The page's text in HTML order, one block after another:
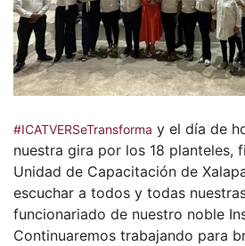
#ICATVERSeTransforma y el día de
nuestra gira por los 18 planteles,
Unidad de Capacitación de
escuchar a todos y todas
funcionariado de nuestro noble
Continuaremos trabajando para